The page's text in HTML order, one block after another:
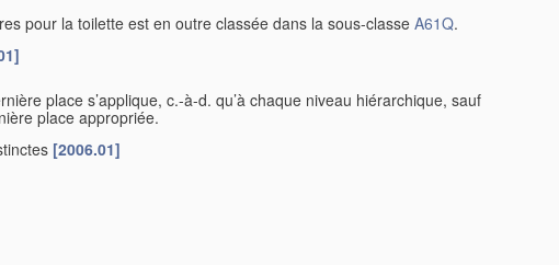
pour la toilette est en outre classée dans la sous-classe A61Q.
place s’applique, c.-à-d. qu’à chaque niveau hiérarchique, sauf
place appropriée.
[2006.01]